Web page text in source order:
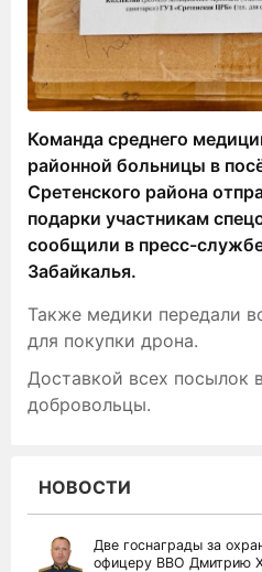
Команда среднего
районной больницы в
Сретенского района
подарки участникам
сообщили в пресс-
Забайкалья.
Также медики передали
для покупки дрона.
Доставкой всех посылок
добровольцы.
НОВОСТИ
Две госнаграды за
офицеру ВВО Дмитрию